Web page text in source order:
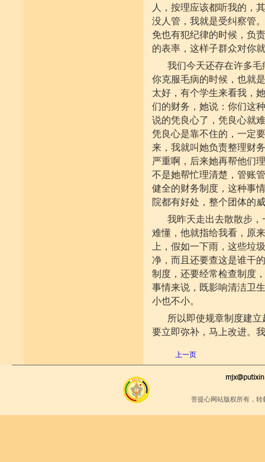
人，按理应该都听我的，
没人管，我就是受纠察管
免也有犯纪律的时候，负
的表率，这样子群众对你
我们今天还存在许多
你克服毛病的时候，也就
太好，有个学生来看我，
们的财务，她说：你们这
说的凭良心了，凭良心就
凭良心是靠不住的，一定
来，我就叫她负责整理财
严重啊，后来她再帮他们
不是她帮忙理清楚，管账
健全的财务制度，这种事
院都有好处，整个团体的
我昨天走出去散散步
难懂，他就指给我看，原
上，假如一下雨，这些垃
净，而且还要查这是谁干
制度，还要经常检查制度
事情来说，既影响清洁卫
小也不小。
所以即使规章制度建
要立即弥补，马上改进。
上一页
菩提心网站版权所有，